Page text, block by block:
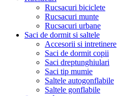
Rucsacuri biciclete
Rucsacuri munte
Rucsacuri urbane
Saci de dormit si saltele
Accesorii si intretinere
Saci de dormit copii
Saci dreptunghiulari
Saci tip mumie
Saltele autogonflabile
Saltele gonflabile